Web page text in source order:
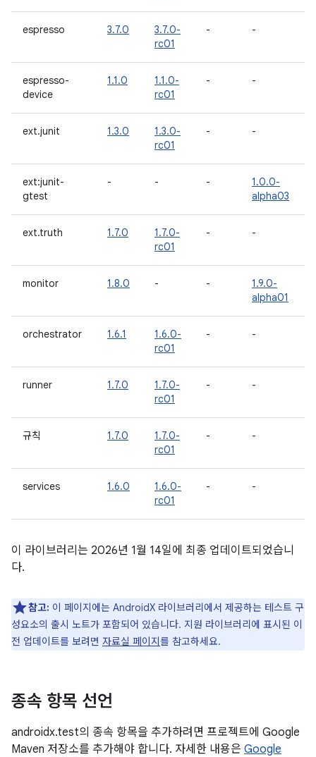
espresso 3.7.0
3.7.0-
rc01
- -
espresso-
device
1.1.0
1.1.0-
rc01
- -
ext.junit 1.3.0
1.3.0-
rc01
- -
ext:junit-
gtest
- - -
1.0.0-
alpha03
ext.truth 1.7.0
1.7.0-
rc01
- -
monitor 1.8.0 - -
1.9.0-
alpha01
orchestrator 1.6.1
1.6.0-
rc01
- -
runner 1.7.0
1.7.0-
rc01
- -
규칙 1.7.0
1.7.0-
rc01
- -
services 1.6.0
1.6.0-
rc01
- -
이 라이브러리는 2026년 1월 14일에 최종 업데이트되었습니
다.
참고: 이 페이지에는 AndroidX 라이브러리에서 제공하는 테스트 구
성요소의 출시 노트가 포함되어 있습니다. 지원 라이브러리에 표시된 이
전 업데이트를 보려면 자료실 페이지를 참고하세요.
종속 항목 선언
androidx.test의 종속 항목을 추가하려면 프로젝트에 Google
Maven 저장소를 추가해야 합니다. 자세한 내용은 Google